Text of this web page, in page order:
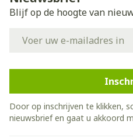
Blijf op de hoogte van
Door op inschrijven te klikken,
nieuwsbrief en gaat u akkoord